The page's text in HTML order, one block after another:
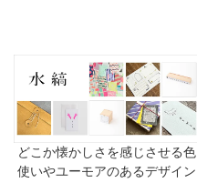
どこか懐かしさを感じさせる色
使いやユーモアのあるデザイン